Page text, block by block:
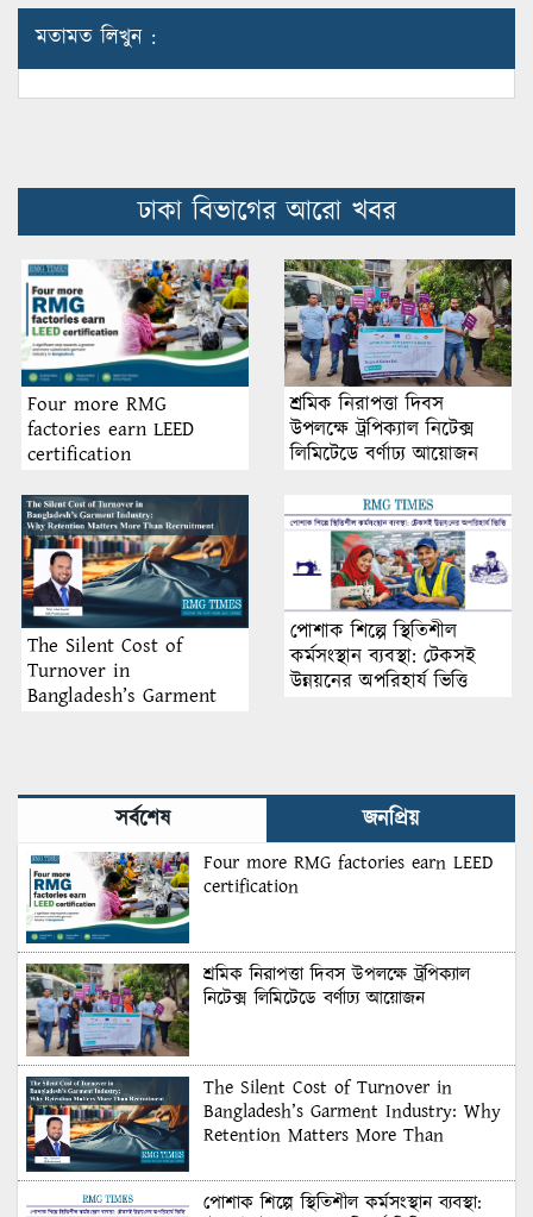
মতামত লিখুন :
ঢাকা বিভাগের আরো খবর
Four more RMG
factories earn LEED
certification
শ্রমিক নিরাপত্তা দিবস
উপলক্ষে ট্রপিক্যাল নিটেক্স
লিমিটেডে বর্ণাঢ্য আয়োজন
The Silent Cost of
Turnover in
Bangladesh’s Garment
পোশাক শিল্পে স্থিতিশীল
কর্মসংস্থান ব্যবস্থা: টেকসই
উন্নয়নের অপরিহার্য ভিত্তি
সর্বশেষ জনপ্রিয়
Four more RMG factories earn LEED
certification
শ্রমিক নিরাপত্তা দিবস উপলক্ষে ট্রপিক্যাল
নিটেক্স লিমিটেডে বর্ণাঢ্য আয়োজন
The Silent Cost of Turnover in
Bangladesh’s Garment Industry: Why
Retention Matters More Than
পোশাক শিল্পে স্থিতিশীল কর্মসংস্থান ব্যবস্থা: